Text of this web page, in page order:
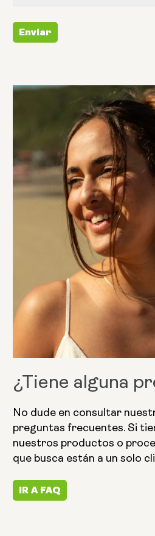
Enviar
¿Tiene alguna
No dude en consultar
preguntas frecuentes. Si
nuestros productos o
que busca están a un solo
IR A FAQ